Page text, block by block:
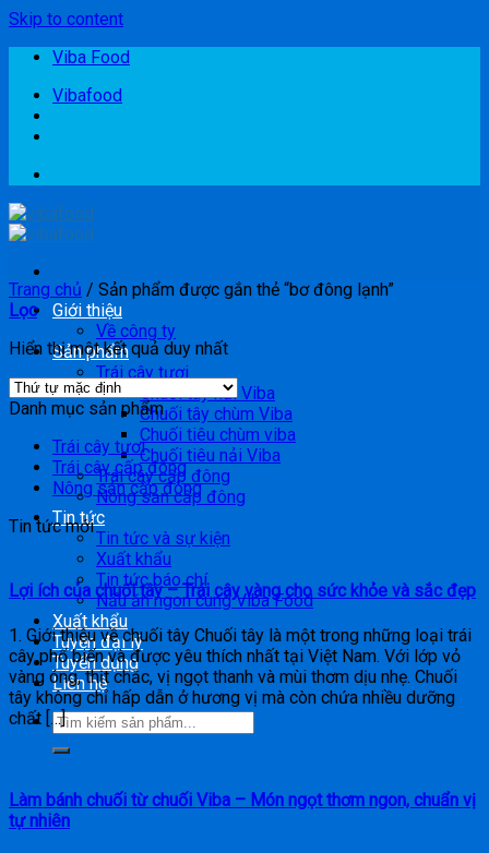
Skip to content
Viba Food
Vibafood
Giới thiệu
Về công ty
Sản phẩm
Trái cây tươi
Chuối tây nải Viba
Chuối tây chùm Viba
Chuối tiêu chùm viba
Chuối tiêu nải Viba
Trái cây cấp đông
Nông sản cấp đông
Tin tức
Tin tức và sự kiện
Xuất khẩu
Tin tức báo chí
Nấu ăn ngon cùng Viba Food
Xuất khẩu
Tuyển đại lý
Tuyển dụng
Liên hệ
Trang chủ / Sản phẩm được gắn thẻ “bơ đông lạnh”
Lọc
Hiển thị một kết quả duy nhất
Danh mục sản phẩm
Trái cây tươi
Trái cây cấp đông
Nông sản cấp đông
Tin tức mới
Lợi ích của chuối tây – Trái cây vàng cho sức khỏe và sắc đẹp
1. Giới thiệu về chuối tây Chuối tây là một trong những loại trái
cây phổ biến và được yêu thích nhất tại Việt Nam. Với lớp vỏ
vàng óng, thịt chắc, vị ngọt thanh và mùi thơm dịu nhẹ. Chuối
tây không chỉ hấp dẫn ở hương vị mà còn chứa nhiều dưỡng
chất […]
Làm bánh chuối từ chuối Viba – Món ngọt thơm ngon, chuẩn vị
tự nhiên